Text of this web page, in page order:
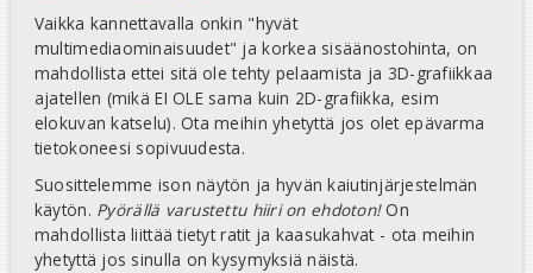
Vaikka kannettavalla onkin "hyvät
multimediaominaisuudet" ja korkea sisäänostohinta, on
mahdollista ettei sitä ole tehty pelaamista ja 3D-grafiikkaa
ajatellen (mikä EI OLE sama kuin 2D-grafiikka, esim
elokuvan katselu). Ota meihin yhetyttä jos olet epävarma
tietokoneesi sopivuudesta.
Suosittelemme ison näytön ja hyvän kaiutinjärjestelmän
käytön. Pyörällä varustettu hiiri on ehdoton!On
mahdollista liittää tietyt ratit ja kaasukahvat - ota meihin
yhetyttä jos sinulla on kysymyksiä näistä.